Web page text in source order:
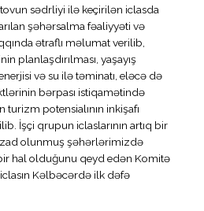
sədrliyi ilə keçirilən iclasda
şəhərsalma fəaliyyəti və
ətraflı məlumat verilib,
planlaşdırılması, yaşayış
və su ilə təminatı, eləcə də
bərpası istiqamətində
potensialının inkişafı
İşçi qrupun iclaslarının artıq bir
olunmuş şəhərlərimizdə
hal olduğunu qeyd edən Komitə
Kəlbəcərdə ilk dəfə